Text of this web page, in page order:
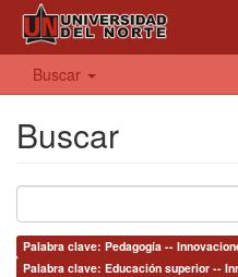
Buscar
Buscar
Palabra clave: Pedagogía --
Palabra clave: Educación superior --